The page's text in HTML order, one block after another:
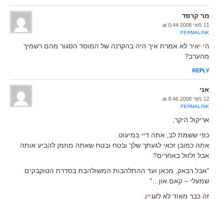
מר קרפד
11 מאי 2008 at 0:44
PERMALINK
הי יאיר לא אמרת איך היה בהקרנה של המוסד הסגור מהם רשמיך
מהערב?
REPLY
אני
12 מאי 2008 at 8:46
PERMALINK
אריקול היקר,
כפי ששמת לב, אתה דיי במיעוט.
אתה כמובן זכאי לגעתך שלך ובטח ובטח שאתה מוזמן להביע אותה
אבל זלזול באחרים?
"אבל רבאק, מכאן ועד ההתלהבות המשולהבת בסדרת הטוקבקים
שמעלי – קאם און…"
זה כבר מאוד לא לעניין.